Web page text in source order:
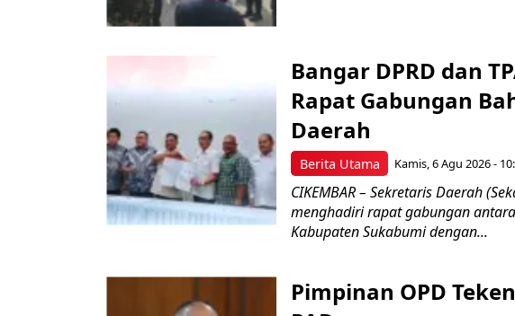
Berita Utama
Bangar DPRD dan
Rapat Gabungan
Daerah
Kamis, 6 Agu 2026 -
CIKEMBAR – Sekretaris Daerah
menghadiri rapat gabungan
Kabupaten Sukabumi dengan...
Pimpinan OPD